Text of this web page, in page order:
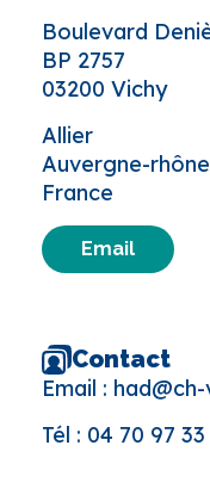
Boulevard
BP 2757
03200 Vichy
Allier
Auvergne-
France
Email
Contact
Email :
Tél : 04 70 97